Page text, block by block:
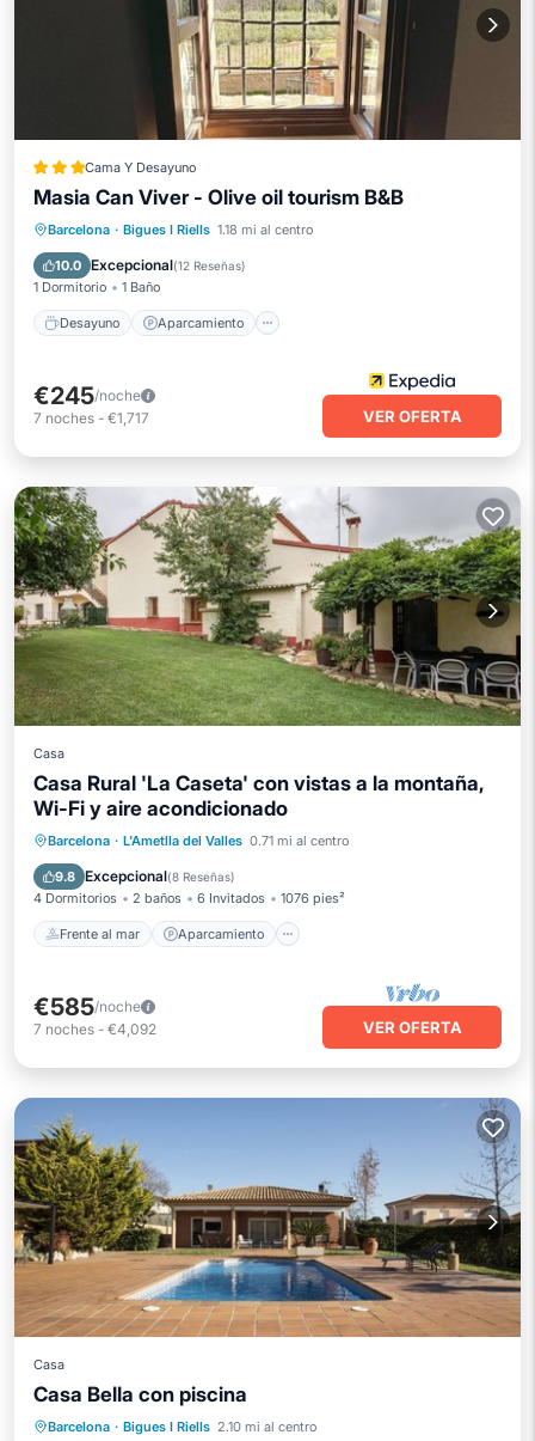
Cama Y Desayuno
Masia Can Viver - Olive oil tourism B&B
Barcelona · Bigues I Riells 1.18 mi al centro
10.0 Excepcional(12 Reseñas)
1 Dormitorio 1 Baño
Desayuno Aparcamiento
Desayuno Aparcamiento
Balcón/Terraza
€245/noche
7 noches - €1,717 VER OFERTA
Casa
Casa Rural 'La Caseta' con vistas a la montaña,
Wi-Fi y aire acondicionado
Barcelona · L'Ametlla del Valles 0.71 mi al centro
9.8 Excepcional(8 Reseñas)
4 Dormitorios 2 baños 6 Invitados 1076 pies²
Frente al mar Aparcamiento
Frente al mar Aparcamiento
Vista al mar
€585/noche
7 noches - €4,092 VER OFERTA
Casa
Casa Bella con piscina
Barcelona · Bigues I Riells 2.10 mi al centro
Piscina privada
Aparcamiento